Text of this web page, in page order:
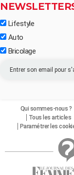
Lifestyle
Auto
Bricolage
Qui sommes-nous ?
Tous les articles
Paramétrer les